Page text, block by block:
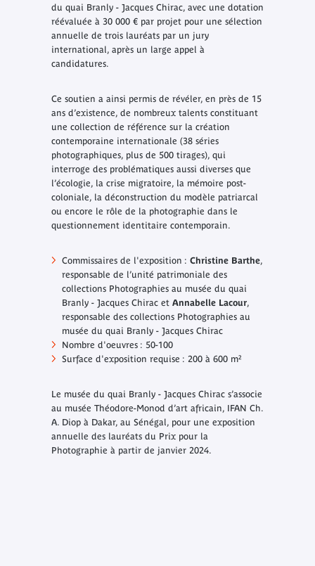
du quai Branly - Jacques Chirac, avec une dotation
réévaluée à 30 000 € par projet pour une sélection
annuelle de trois lauréats par un jury
international, après un large appel à
candidatures.
Ce soutien a ainsi permis de révéler, en près de 15
ans d’existence, de nombreux talents constituant
une collection de référence sur la création
contemporaine internationale (38 séries
photographiques, plus de 500 tirages), qui
interroge des problématiques aussi diverses que
l’écologie, la crise migratoire, la mémoire post-
coloniale, la déconstruction du modèle patriarcal
ou encore le rôle de la photographie dans le
questionnement identitaire contemporain.
Commissaires de l'exposition : Christine Barthe,
responsable de l’unité patrimoniale des
collections Photographies au musée du quai
Branly - Jacques Chirac et Annabelle Lacour,
responsable des collections Photographies au
musée du quai Branly - Jacques Chirac
Nombre d'oeuvres : 50-100
Surface d'exposition requise : 200 à 600 m²
Le musée du quai Branly - Jacques Chirac s’associe
au musée Théodore-Monod d’art africain, IFAN Ch.
A. Diop à Dakar, au Sénégal, pour une exposition
annuelle des lauréats du Prix pour la
Photographie à partir de janvier 2024.